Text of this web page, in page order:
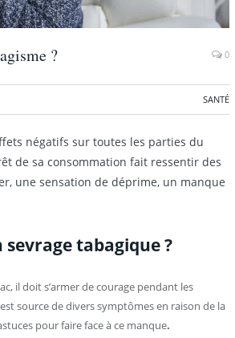
? 0
SANTÉ
négatifs sur toutes les parties du
de sa consommation fait ressentir des
une sensation de déprime, un manque
tabagique ?
il doit s’armer de courage pendant les
source de divers symptômes en raison de la
pour faire face à ce manque.